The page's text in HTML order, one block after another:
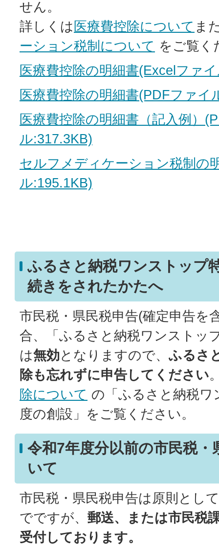
せん。
詳しくは医療費控除について ま
ーション税制について をご覧く
医療費控除の明細書(Excelファ
医療費控除の明細書(PDFファイ
医療費控除の明細書（記入例）
ル:317.3KB)
セルフメディケーション税制の
ル:195.1KB)
ふるさと納税ワンストップ
続きをされたかたへ
市民税・県民税申告(確定申告を
合、「ふるさと納税ワンストッ
は無効となりますので、 ふるさ
除も忘れずに申告してください
除について の「ふるさと納税ワ
度の創設」をご覧ください。
令和7年度分以前の市民税・
いて
市民税・県民税申告は原則とし
でですが、 郵送、または市民税
受付しております。